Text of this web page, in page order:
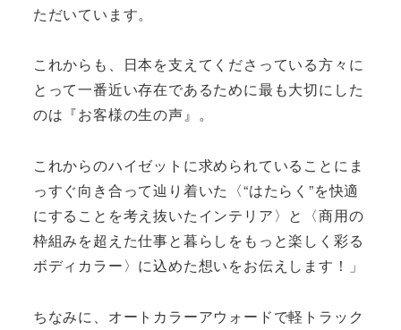
ただいています。
これからも、日本を支えてくださっている方々に
とって一番近い存在であるために最も大切にした
のは『お客様の生の声』。
これからのハイゼットに求められていることにま
っすぐ向き合って辿り着いた〈“はたらく”を快適
にすることを考え抜いたインテリア〉と〈商用の
枠組みを超えた仕事と暮らしをもっと楽しく彩る
ボディカラー〉に込めた想いをお伝えします！」
ちなみに、オートカラーアウォードで軽トラック